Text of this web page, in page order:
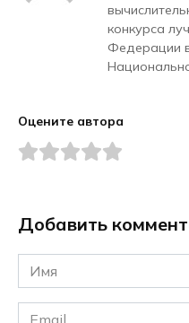
конкурса
Федерации
Оцените автора
Добавить
Имя
*
Email